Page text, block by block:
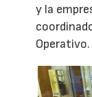
y la
Operativo.